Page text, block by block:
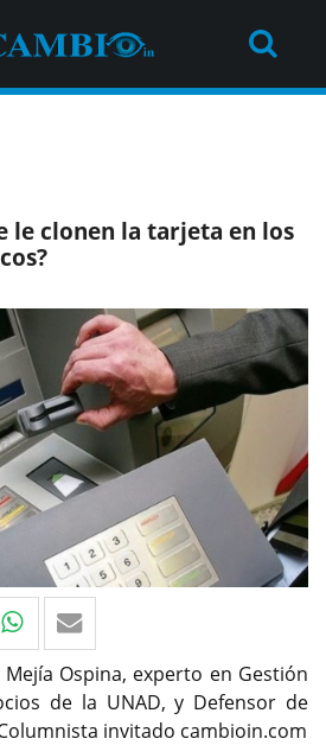
le clonen la tarjeta en los
Ospina, experto en Gestión
de la UNAD, y Defensor de
invitado cambioin.com